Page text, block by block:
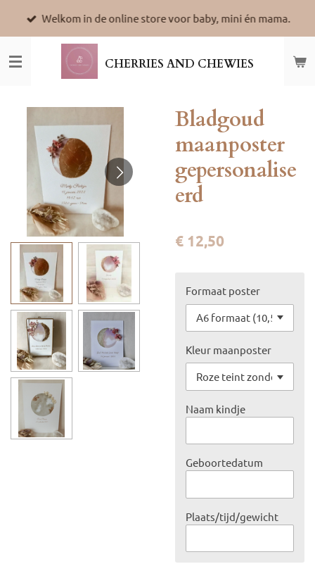
de
CHERRIES AND CHEWIES
Welkom in de online store voor baby, mini én mama.
Bladgoud
maanposter
gepersonalise
erd
€ 12,50
Formaat poster
Kleur maanposter
Naam kindje
Geboortedatum
Plaats/tijd/gewicht